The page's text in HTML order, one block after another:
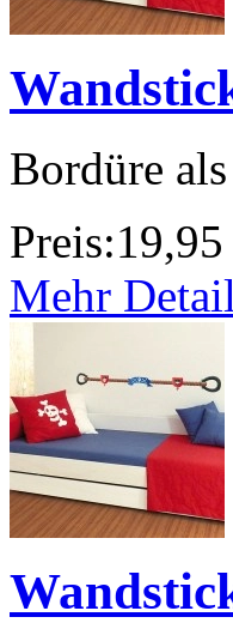
Bordüre
Preis:
Mehr